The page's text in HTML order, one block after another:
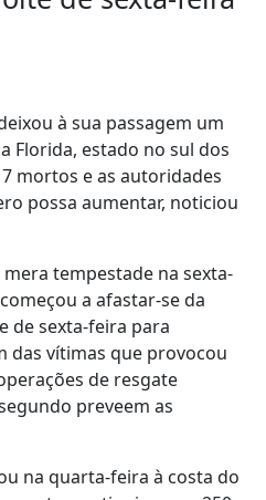
à sua passagem um
Florida, estado no sul dos
mortos e as autoridades
possa aumentar, noticiou
tempestade na sexta-
a afastar-se da
de sexta-feira para
das vítimas que provocou
de resgate
preveem as
na quarta-feira à costa do